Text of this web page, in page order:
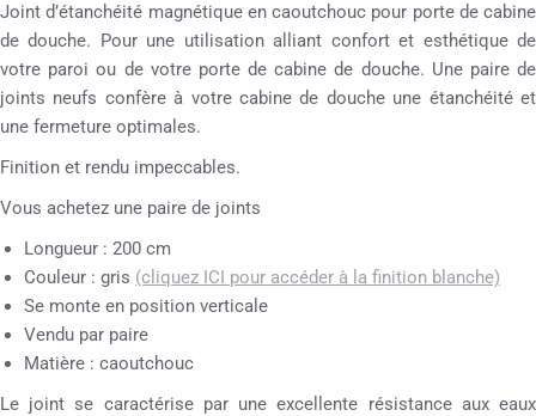
Joint d’étanchéité magnétique en caoutchouc pour porte de cabine
de douche. Pour une utilisation alliant confort et esthétique de
votre paroi ou de votre porte de cabine de douche. Une paire de
joints neufs confère à votre cabine de douche une étanchéité et
une fermeture optimales.
Finition et rendu impeccables.
Vous achetez une paire de joints
Longueur : 200 cm
Couleur : gris (cliquez ICI pour accéder à la finition blanche)
Se monte en position verticale
Vendu par paire
Matière : caoutchouc
Le joint se caractérise par une excellente résistance aux eaux